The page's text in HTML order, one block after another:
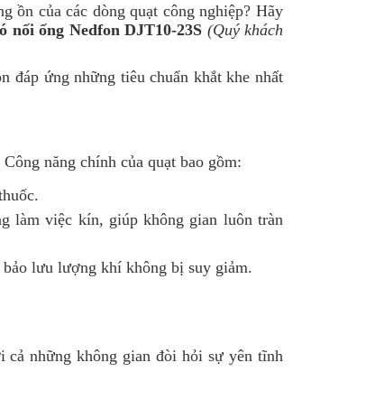
của các dòng quạt công nghiệp? Hãy
nối ống Nedfon DJT10-23S (Quý khách
đáp ứng những tiêu chuẩn khắt khe nhất
năng chính của quạt bao gồm:
làm việc kín, giúp không gian luôn tràn
lưu lượng khí không bị suy giảm.
cả những không gian đòi hỏi sự yên tĩnh